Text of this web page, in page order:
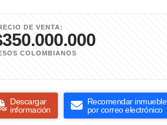
DE VENTA:
COLOMBIANOS
Descargar
información
Recomendar inmueble
por correo electrónico